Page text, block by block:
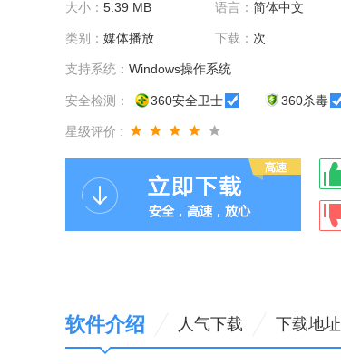
大小： 5.39 MB 语言： 简体中文
类别： 媒体播放 下载： 次
支持系统： Windows操作系统
安全检测： 360安全卫士 360杀毒
星级评价 :
软件介绍 人气下载 下载地址